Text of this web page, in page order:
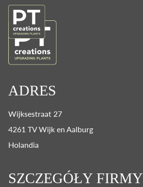
ADRES
Wijksestraat 27
4261 TV Wijk en Aalburg
Holandia
SZCZEGÓŁY FIRMY